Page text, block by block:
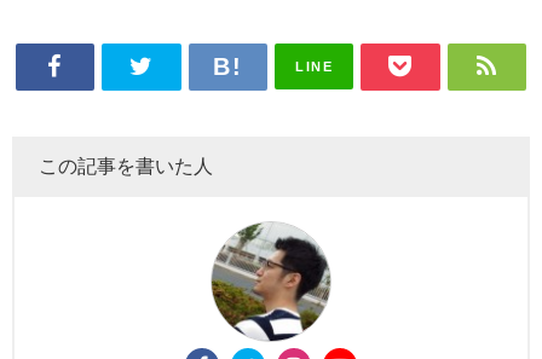
LINE
この記事を書いた人